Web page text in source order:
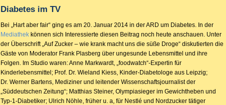
Diabetes im TV
Bei „Hart aber fair“ ging es am 20. Januar 2014 in der ARD um Diabetes. In der
Mediathek können sich Interessierte diesen Beitrag noch heute anschauen. Unter
der Überschrift „Auf Zucker – wie krank macht uns die süße Droge“ diskutierten die
Gäste von Moderator Frank Plasberg über ungesunde Lebensmittel und ihre
Folgen. Im Studio waren: Anne Markwardt, „foodwatch“-Expertin für
Kinderlebensmittel; Prof. Dr. Wieland Kiess, Kinder-Diabetologe aus Leipzig;
Dr. Werner Bartens, Mediziner und leitender Wissenschaftsjournalist der
„Süddeutschen Zeitung“; Matthias Steiner, Olympiasieger im Gewichtheben und
Typ-1-Diabetiker; Ulrich Nöhle, früher u. a, für Nestlé und Nordzucker tätiger